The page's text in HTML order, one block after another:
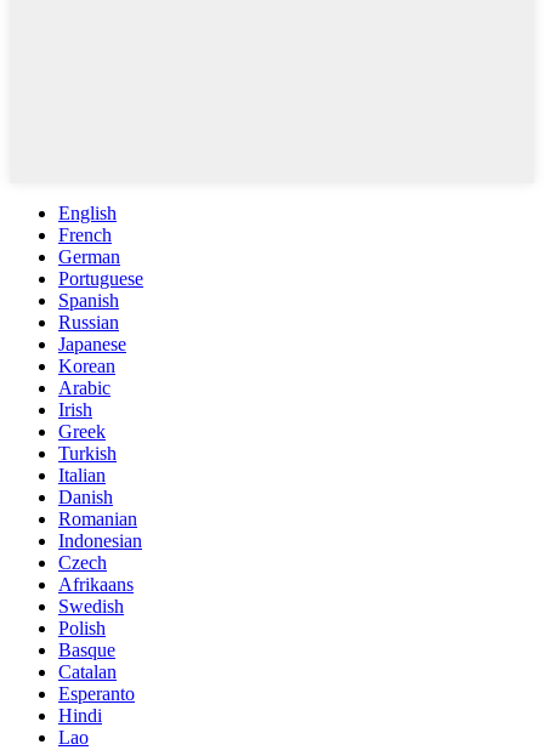
English
French
German
Portuguese
Spanish
Russian
Japanese
Korean
Arabic
Irish
Greek
Turkish
Italian
Danish
Romanian
Indonesian
Czech
Afrikaans
Swedish
Polish
Basque
Catalan
Esperanto
Hindi
Lao